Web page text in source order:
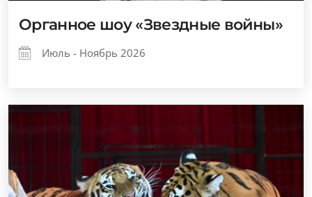
Органное шоу «Звездные войны»
Июль - Ноябрь 2026